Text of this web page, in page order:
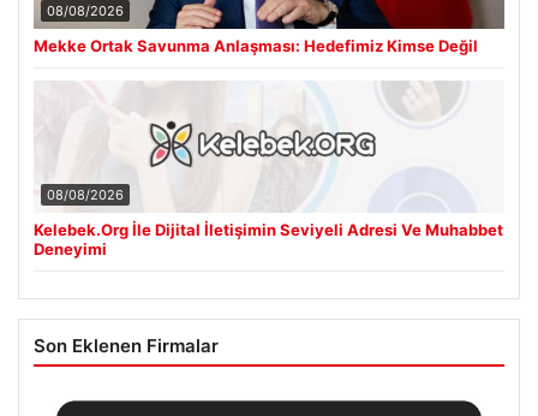
08/08/2026
Mekke Ortak Savunma Anlaşması: Hedefimiz Kimse Değil
08/08/2026
Kelebek.Org İle Dijital İletişimin Seviyeli Adresi Ve Muhabbet
Deneyimi
Son Eklenen Firmalar